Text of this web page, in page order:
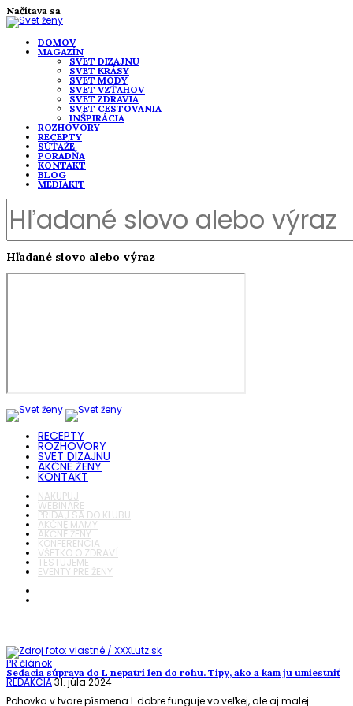
Načítava sa
DOMOV
MAGAZÍN
SVET DIZAJNU
SVET KRÁSY
SVET MÓDY
SVET VZŤAHOV
SVET ZDRAVIA
SVET CESTOVANIA
INŠPIRÁCIA
ROZHOVORY
RECEPTY
SÚŤAŽE
PORADŇA
KONTAKT
BLOG
MEDIAKIT
Hľadané slovo alebo výraz
RECEPTY
ROZHOVORY
SVET DIZAJNU
AKČNÉ ŽENY
KONTAKT
NAKUPUJ
WEBINÁRE
PRIDAJ SA DO KLUBU
AKČNÉ MAMY
AKČNÉ ŽENY
KONFERENCIA
VŠETKO O ZDRAVÍ
TESTUJEME
EVENTY PRE ŽENY
PR článok
Sedacia súprava do L nepatrí len do rohu. Tipy, ako a kam ju umiestniť
REDAKCIA31. júla 2024
Pohovka v tvare písmena L dobre funguje vo veľkej, ale aj malej